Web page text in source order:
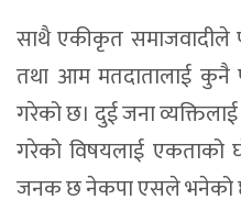
साथै एकीकृत समाजवादीले
तथा आम मतदातालाई कुनै
गरेको छ। दुई जना व्यक्तिलाई
गरेको विषयलाई एकताको
जनक छ नेकपा एसले भनेको